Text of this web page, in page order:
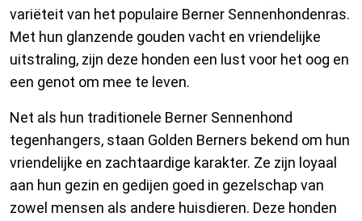
variëteit van het populaire Berner Sennenhondenras.
Met hun glanzende gouden vacht en vriendelijke
uitstraling, zijn deze honden een lust voor het oog en
een genot om mee te leven.
Net als hun traditionele Berner Sennenhond
tegenhangers, staan Golden Berners bekend om hun
vriendelijke en zachtaardige karakter. Ze zijn loyaal
aan hun gezin en gedijen goed in gezelschap van
zowel mensen als andere huisdieren. Deze honden